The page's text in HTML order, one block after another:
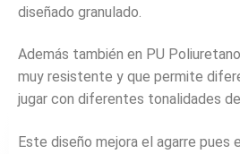
diseñado granulado.
Además también en PU
muy resistente y que permite
jugar con diferentes tonalidades
Este diseño mejora el agarre pues